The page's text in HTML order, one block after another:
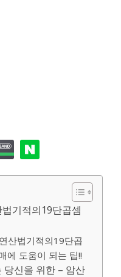
기적의19단곱셈
산법기적의19단곱
에 도움이 되는 팁!!
당신을 위한 – 암산